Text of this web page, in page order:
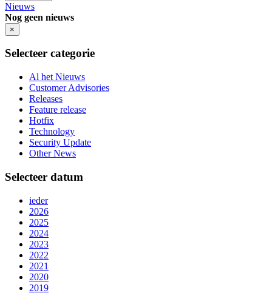
Nieuws
Nog geen nieuws
×
Selecteer categorie
Al het Nieuws
Customer Advisories
Releases
Feature release
Hotfix
Technology
Security Update
Other News
Selecteer datum
ieder
2026
2025
2024
2023
2022
2021
2020
2019